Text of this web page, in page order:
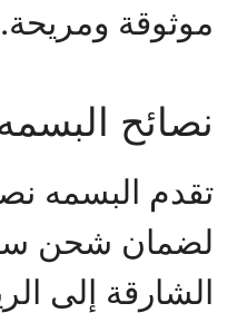
موثوقة ومريحة.
نصائح
تقدم البسمه
لضمان شحن
الشارقة إلى